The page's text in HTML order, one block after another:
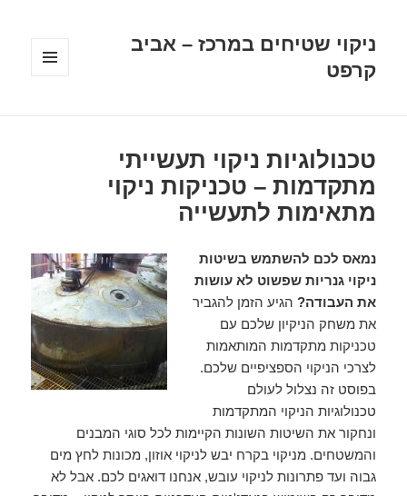
ניקוי שטיחים במרכז – אביב
קרפט
טכנולוגיות ניקוי תעשייתי
מתקדמות – טכניקות ניקוי
מתאימות לתעשייה
נמאס לכם להשתמש בשיטות
ניקוי גנריות שפשוט לא עושות
את העבודה? הגיע הזמן להגביר
את משחק הניקיון שלכם עם
טכניקות מתקדמות המותאמות
לצרכי הניקוי הספציפיים שלכם.
בפוסט זה נצלול לעולם
טכנולוגיות הניקוי המתקדמות
ונחקור את השיטות השונות הקיימות לכל סוגי המבנים
והמשטחים. מניקוי בקרח יבש לניקוי אוזון, מכונות לחץ מים
גבוה ועד פתרונות לניקוי עובש, אנחנו דואגים לכם. אבל לא